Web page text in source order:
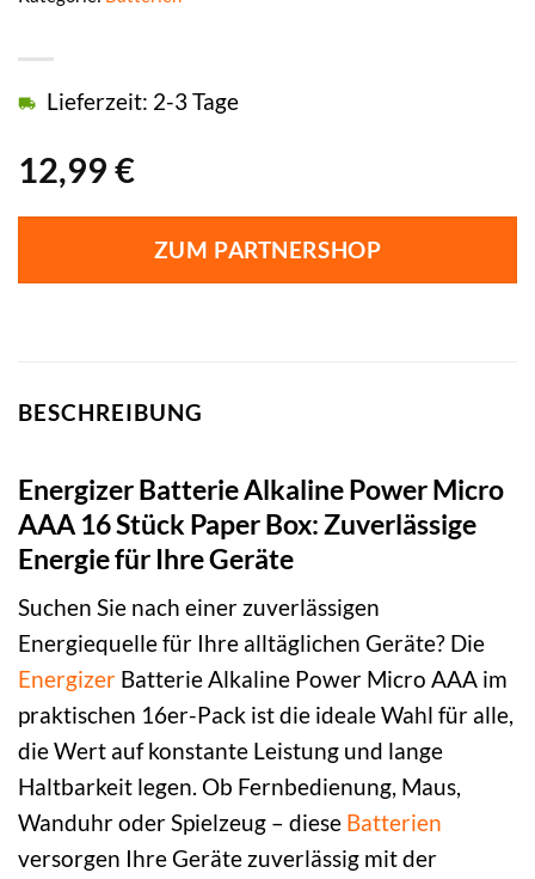
12,99 €
Lieferzeit: 2-3 Tage
ZUM PARTNERSHOP
BESCHREIBUNG
Energizer Batterie Alkaline Power Micro
AAA 16 Stück Paper Box: Zuverlässige
Energie für Ihre Geräte
Suchen Sie nach einer zuverlässigen
Energiequelle für Ihre alltäglichen Geräte? Die
Energizer Batterie Alkaline Power Micro AAA im
praktischen 16er-Pack ist die ideale Wahl für alle,
die Wert auf konstante Leistung und lange
Haltbarkeit legen. Ob Fernbedienung, Maus,
Wanduhr oder Spielzeug – diese Batterien
versorgen Ihre Geräte zuverlässig mit der